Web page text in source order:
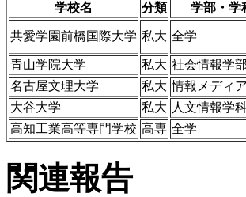
学校名 分類 学部・学
共愛学園前橋国際大学 私大 全学
青山学院大学
私大 社会情報学部
名古屋文理大学
私大 情報メディ
大谷大学
私大 人文情報学
高知工業高等専門学校 高専 全学
関連報告